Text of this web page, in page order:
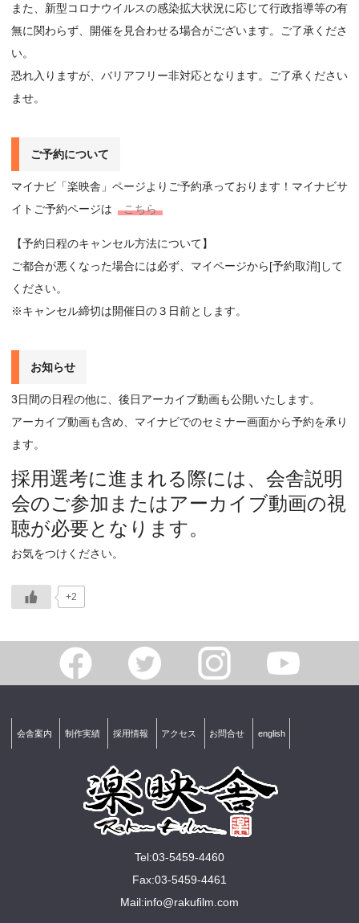
また、新型コロナウイルスの感染拡大状況に応じて行政指導等の有
無に関わらず、開催を見合わせる場合がございます。ご了承くださ
い。
恐れ入りますが、バリアフリー非対応となります。ご了承ください
ませ。
ご予約について
マイナビ「楽映舎」ページよりご予約承っております！マイナビサ
イトご予約ページは
こちら
【予約日程のキャンセル方法について】
ご都合が悪くなった場合には必ず、マイページから[予約取消]して
ください。
※キャンセル締切は開催日の３日前とします。
お知らせ
3日間の日程の他に、後日アーカイブ動画も公開いたします。
アーカイブ動画も含め、マイナビでのセミナー画面から予約を承り
ます。
採用選考に進まれる際には、会舎説明
会のご参加またはアーカイブ動画の視
聴が必要となります。
お気をつけください。
+2
会舎案内 制作実績 採用情報 アクセス お問合せ english
Tel:03-5459-4460
Fax:03-5459-4461
Mail:info@rakuﬁlm.com